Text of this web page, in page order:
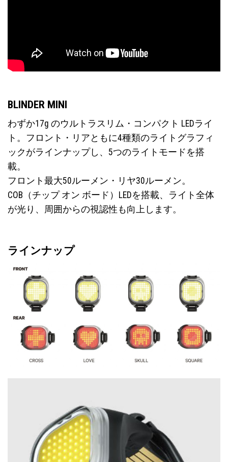
BLINDER MINI
わずか17g のウルトラスリム・コンパクト LEDライ
ト。フロント・リアともに4種類のライトグラフィ
ックがラインナップし、5つのライトモードを搭
載。
フロント最大50ルーメン・リヤ30ルーメン。
COB（チップ オン ボード）LEDを搭載、ライト全体
が光り、周囲からの視認性も向上します。
ラインナップ